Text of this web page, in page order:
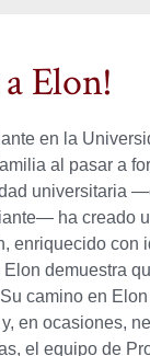
Elon!
en la
al pasar a
universitaria
ha creado
enriquecido con
demuestra
camino en
en ocasiones,
el equipo de